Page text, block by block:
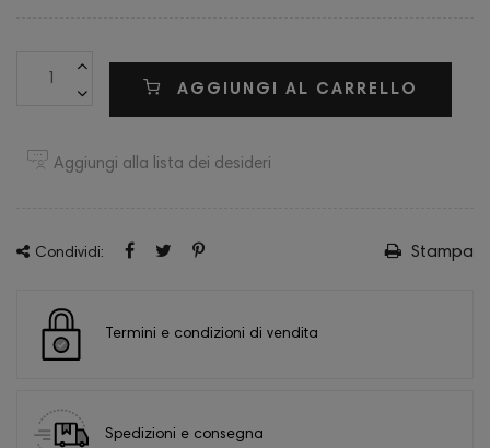
AGGIUNGI AL CARRELLO
Aggiungi alla lista dei desideri
Condividi: Stampa
Termini e condizioni di vendita
Spedizioni e consegna